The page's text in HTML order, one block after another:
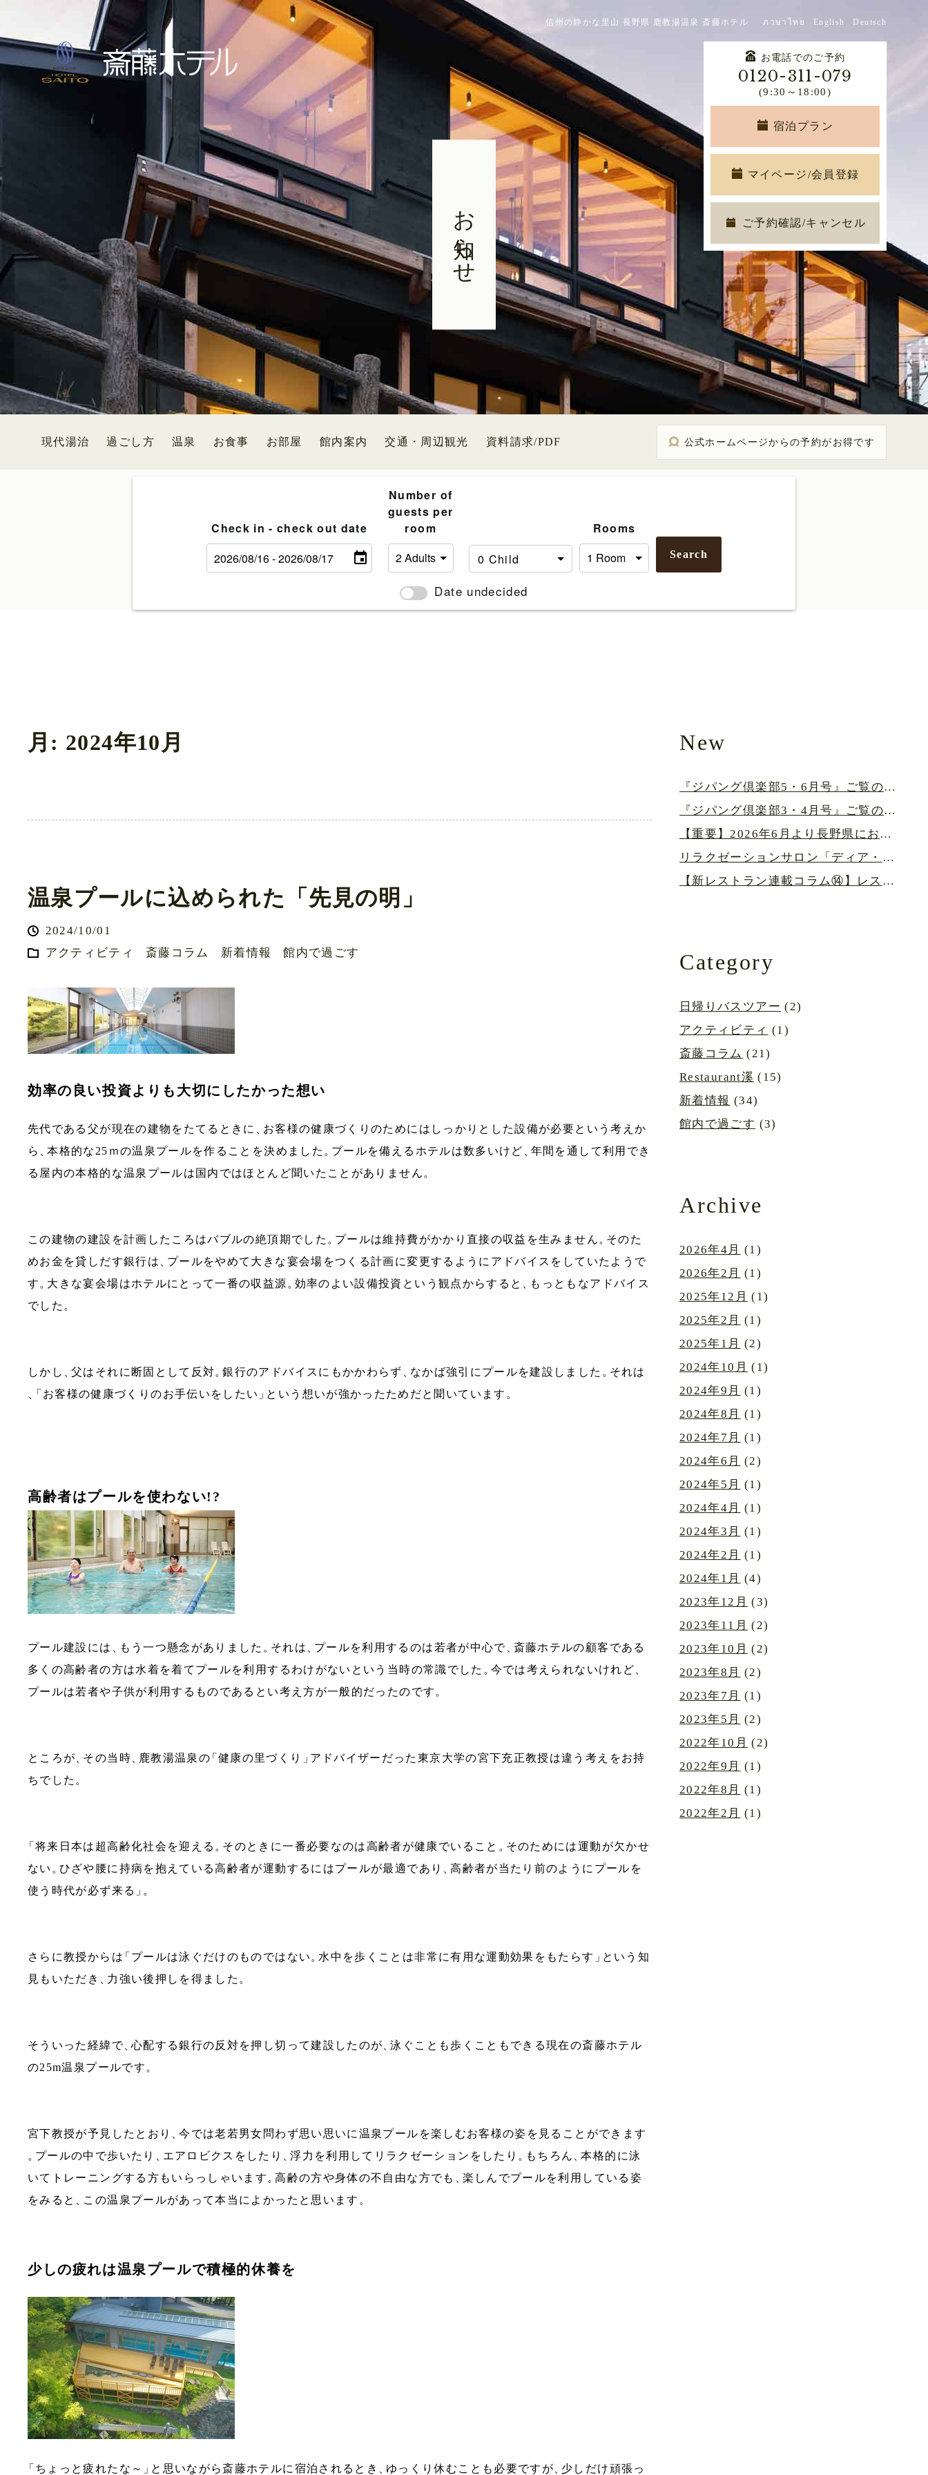
信州の静かな里山 長野県 鹿教湯温泉 斎藤ホテル
お電話でのご予約
0120-311-079
(9:30～18:00)
宿泊プラン
マイページ/会員登録
ご予約確認/キャンセル
ภาษาไทย English Deutsch
現代湯治 過ごし方 温泉 お食事 お部屋 館内案内 交通・周辺観光 資料請求/PDF 公式ホームページからの予約がお得です
お知らせ
Check in - check out date
Number of
guests per
room
Rooms
Search
Date undecided
月: 2024年10月
温泉プールに込められた「先見の明」
2024/10/01
アクティビティ
斎藤コラム 新着情報 館内で過ごす
効率の良い投資よりも大切にしたかった想い
先代である父が現在の建物をたてるときに 、お客様の健康づくりのためにはしっかりとした設備が必要という考えか
ら
、本格的な25ｍの温泉プールを作ることを決めました 。プールを備えるホテルは数多いけど 、年間を通して利用でき
る屋内の本格的な温泉プールは国内ではほとんど聞いたことがありません 。
この建物の建設を計画したころはバブルの絶頂期でした 。プールは維持費がかかり直接の収益を生みません 。そのた
めお金を貸しだす銀行は
、プールをやめて大きな宴会場をつくる計画に変更するようにアドバイスをしていたようで
す 。大きな宴会場はホテルにとって一番の収益源 。効率のよい設備投資という観点からすると 、もっともなアドバイス
でした 。
しかし 、父はそれに断固として反対。銀行のアドバイスにもかかわらず 、なかば強引にプールを建設しました 。それは
、「 お客様の健康づくりのお手伝いをしたい 」という想いが強かったためだと聞いています 。
高齢者はプールを使わない!?
プール建設には 、もう一つ懸念がありました 。それは 、プールを利用するのは若者が中心で 、斎藤ホテルの顧客である
多くの高齢者の方は水着を着てプールを利用するわけがないという当時の常識でした 。今では考えられないけれど
プールは若者や子供が利用するものであるとい考え方が一般的だったのです 。
ところが 、その当時 、鹿教湯温泉の「健康の里づくり 」アドバイザーだった東京大学の宮下充正教授は違う考えをお持
ちでした 。
「 将来日本は超高齢化社会を迎える 。そのときに一番必要なのは高齢者が健康でいること 。そのためには運動が欠かせ
ない 。ひざや腰に持病を抱えている高齢者が運動するにはプールが最適であり 、高齢者が当たり前のようにプールを
使う時代が必ず来る 」。
さらに教授からは「 プールは泳ぐだけのものではない 。水中を歩くことは非常に有用な運動効果をもたらす 」という知
見もいただき
、力強い後押しを得ました 。
そういった経緯で、心配する銀行の反対を押し切って建設したのが 、泳ぐことも歩くこともできる現在の斎藤ホテル
の25m温泉プールです 。
宮下教授が予見したとおり 、今では老若男女問わず思い思いに温泉プールを楽しむお客様の姿を見ることができます
。プールの中で歩いたり 、エアロビクスをしたり 、浮力を利用してリラクゼーションをしたり 。もちろん 、本格的に泳
いてトレーニングする方もいらっしゃいます 。高齢の方や身体の不自由な方でも 、楽しんでプールを利用している姿
をみると
、この温泉プールがあって本当によかったと思います 。
少しの疲れは温泉プールで積極的休養を
「 ちょっと疲れたな～ 」と思いながら斎藤ホテルに宿泊されるとき 、ゆっくり休むことも必要ですが 、少しだけ頑張っ
New
『ジパング倶楽部5・6月号』ご覧の皆さまへ
『ジパング倶楽部3・4月号』ご覧の皆さまへ
【重要】2026年6月より長野県における宿泊税が導入されます
リラクゼーションサロン「ディア・ハルム」より重要なお知らせ
【新レストラン連載コラム⑭】レストランに横浜港の地図がある深い理由
Category
日帰りバスツアー (2)
アクティビティ (1)
斎藤コラム (21)
Restaurant溪 (15)
新着情報 (34)
館内で過ごす (3)
Archive
2026年4月
(1)
2026年2月
(1)
2025年12月 (1)
2025年2月
(1)
2025年1月
(2)
2024年10月 (1)
2024年9月
(1)
2024年8月
(1)
2024年7月
(1)
2024年6月
(2)
2024年5月
(1)
2024年4月
(1)
2024年3月
(1)
2024年2月
(1)
2024年1月
(4)
2023年12月 (3)
2023年11月 (2)
2023年10月 (2)
2023年8月
(2)
2023年7月
(1)
2023年5月
(2)
2022年10月 (2)
2022年9月
(1)
2022年8月
(1)
2022年2月
(1)